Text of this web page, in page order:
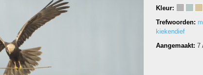
Kleur:
Trefwoorden:
kiekendief
Aangemaakt: 7